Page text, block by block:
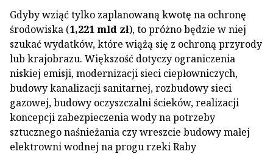
Gdyby wziąć tylko zaplanowaną kwotę na ochronę
środowiska (1,221 mld zł), to próżno będzie w niej
szukać wydatków, które wiążą się z ochroną przyrody
lub krajobrazu. Większość dotyczy ograniczenia
niskiej emisji, modernizacji sieci ciepłowniczych,
budowy kanalizacji sanitarnej, rozbudowy sieci
gazowej, budowy oczyszczalni ścieków, realizacji
koncepcji zabezpieczenia wody na potrzeby
sztucznego naśnieżania czy wreszcie budowy małej
elektrowni wodnej na progu rzeki Raby